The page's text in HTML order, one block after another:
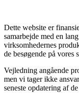
Dette website er
samarbejde med en
virksomhedernes
de besøgende på vores
Vejledning angående
men vi tager ikke
seneste opdatering af